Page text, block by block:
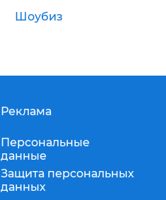
Шоубиз
Реклама
Персональные
данные
Защита персональных
данных